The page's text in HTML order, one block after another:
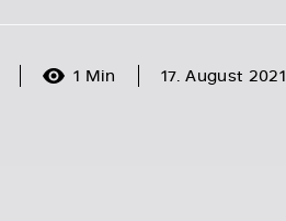
1 Min 17. August 2021